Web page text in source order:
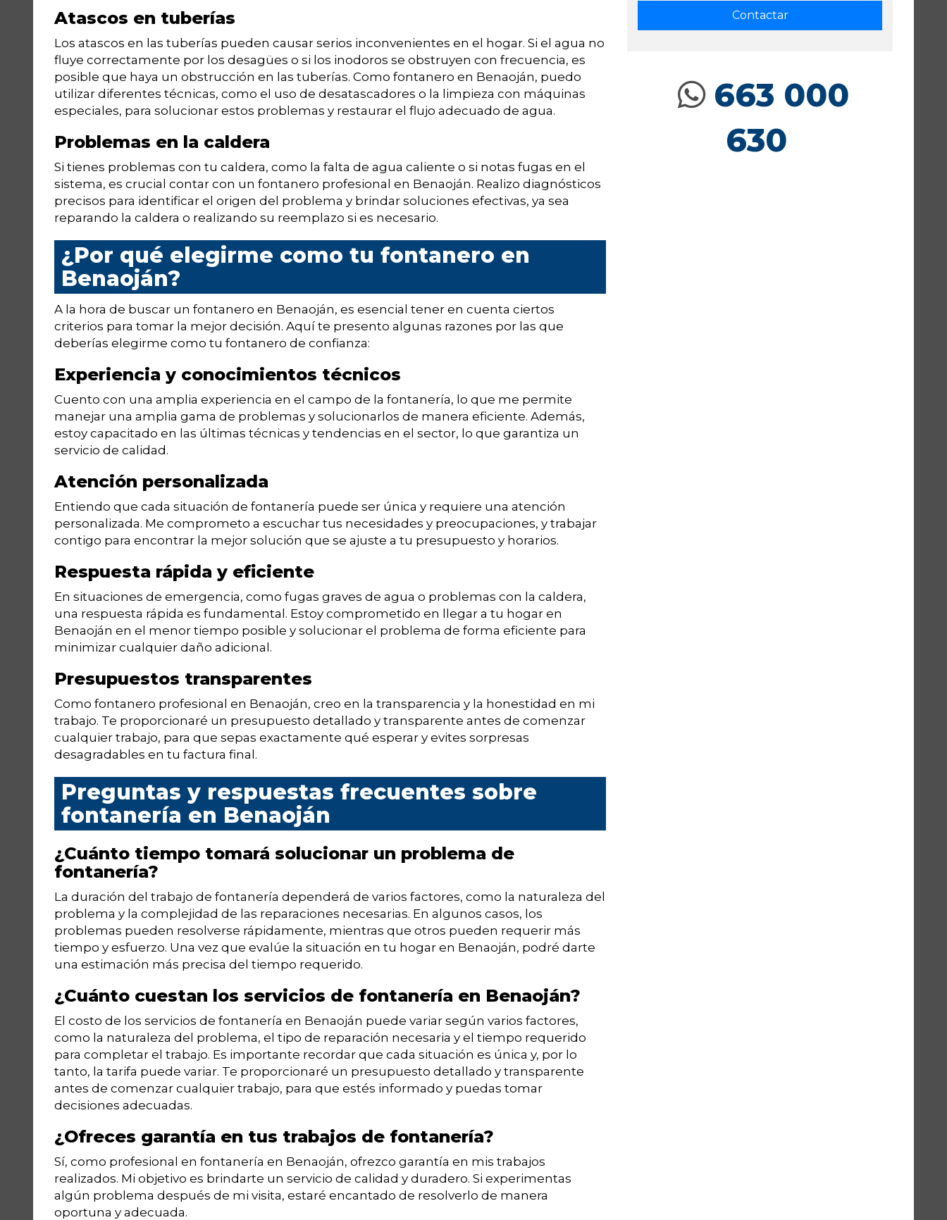
Atascos en tuberías
Los atascos en las tuberías pueden causar serios inconvenientes en el hogar. Si el agua no
fluye correctamente por los desagües o si los inodoros se obstruyen con frecuencia, es
posible que haya un obstrucción en las tuberías. Como fontanero en Benaoján, puedo
utilizar diferentes técnicas, como el uso de desatascadores o la limpieza con máquinas
especiales, para solucionar estos problemas y restaurar el flujo adecuado de agua.
Problemas en la caldera
Si tienes problemas con tu caldera, como la falta de agua caliente o si notas fugas en el
sistema, es crucial contar con un fontanero profesional en Benaoján. Realizo diagnósticos
precisos para identificar el origen del problema y brindar soluciones efectivas, ya sea
reparando la caldera o realizando su reemplazo si es necesario.
¿Por qué elegirme como tu fontanero en
Benaoján?
A la hora de buscar un fontanero en Benaoján, es esencial tener en cuenta ciertos
criterios para tomar la mejor decisión. Aquí te presento algunas razones por las que
deberías elegirme como tu fontanero de confianza:
Experiencia y conocimientos técnicos
Cuento con una amplia experiencia en el campo de la fontanería, lo que me permite
manejar una amplia gama de problemas y solucionarlos de manera eficiente. Además,
estoy capacitado en las últimas técnicas y tendencias en el sector, lo que garantiza un
servicio de calidad.
Atención personalizada
Entiendo que cada situación de fontanería puede ser única y requiere una atención
personalizada. Me comprometo a escuchar tus necesidades y preocupaciones, y trabajar
contigo para encontrar la mejor solución que se ajuste a tu presupuesto y horarios.
Respuesta rápida y eficiente
En situaciones de emergencia, como fugas graves de agua o problemas con la caldera,
una respuesta rápida es fundamental. Estoy comprometido en llegar a tu hogar en
Benaoján en el menor tiempo posible y solucionar el problema de forma eficiente para
minimizar cualquier daño adicional.
Presupuestos transparentes
Como fontanero profesional en Benaoján, creo en la transparencia y la honestidad en mi
trabajo. Te proporcionaré un presupuesto detallado y transparente antes de comenzar
cualquier trabajo, para que sepas exactamente qué esperar y evites sorpresas
desagradables en tu factura final.
Preguntas y respuestas frecuentes sobre
fontanería en Benaoján
¿Cuánto tiempo tomará solucionar un problema de
fontanería?
La duración del trabajo de fontanería dependerá de varios factores, como la naturaleza del
problema y la complejidad de las reparaciones necesarias. En algunos casos, los
problemas pueden resolverse rápidamente, mientras que otros pueden requerir más
tiempo y esfuerzo. Una vez que evalúe la situación en tu hogar en Benaoján, podré darte
una estimación más precisa del tiempo requerido.
¿Cuánto cuestan los servicios de fontanería en Benaoján?
El costo de los servicios de fontanería en Benaoján puede variar según varios factores,
como la naturaleza del problema, el tipo de reparación necesaria y el tiempo requerido
para completar el trabajo. Es importante recordar que cada situación es única y, por lo
tanto, la tarifa puede variar. Te proporcionaré un presupuesto detallado y transparente
antes de comenzar cualquier trabajo, para que estés informado y puedas tomar
decisiones adecuadas.
¿Ofreces garantía en tus trabajos de fontanería?
Sí, como profesional en fontanería en Benaoján, ofrezco garantía en mis trabajos
realizados. Mi objetivo es brindarte un servicio de calidad y duradero. Si experimentas
algún problema después de mi visita, estaré encantado de resolverlo de manera
oportuna y adecuada.
663 000
630